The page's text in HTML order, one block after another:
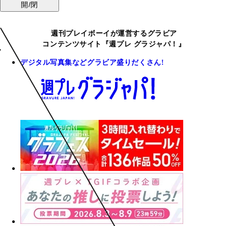
開/閉
週刊プレイボーイが運営するグラビア
コンテンツサイト『週プレ グラジャパ！』
デジタル写真集などグラビア盛りだくさん!